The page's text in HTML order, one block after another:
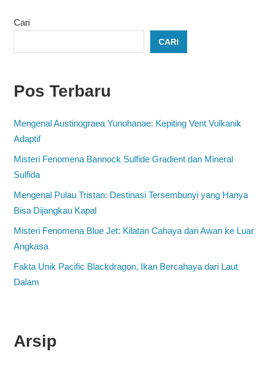
Cari
CARI
Pos Terbaru
Mengenal Austinograea Yunohanae: Kepiting Vent Vulkanik
Adaptif
Misteri Fenomena Bannock Sulfide Gradient dan Mineral
Sulfida
Mengenal Pulau Tristan: Destinasi Tersembunyi yang Hanya
Bisa Dijangkau Kapal
Misteri Fenomena Blue Jet: Kilatan Cahaya dari Awan ke Luar
Angkasa
Fakta Unik Pacific Blackdragon, Ikan Bercahaya dari Laut
Dalam
Arsip